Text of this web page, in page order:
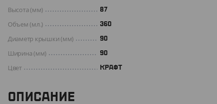
Высота (мм) 87
Объем (мл.) 360
Диаметр крышки (мм) 90
Ширина (мм) 90
Цвет КРАФТ
ОПИСАНИЕ